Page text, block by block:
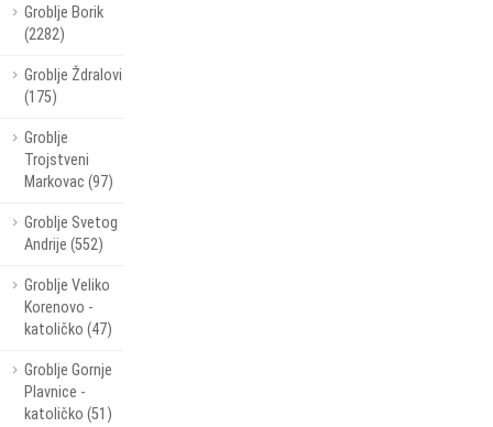
Groblje Borik
(2282)
Groblje Ždralovi
(175)
Groblje
Trojstveni
Markovac (97)
Groblje Svetog
Andrije (552)
Groblje Veliko
Korenovo -
katoličko (47)
Groblje Gornje
Plavnice -
katoličko (51)